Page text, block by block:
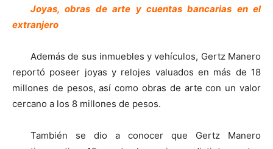
Joyas, obras de arte y cuentas bancarias en el
extranjero
Además de sus inmuebles y vehículos, Gertz Manero
reportó poseer joyas y relojes valuados en más de 18
millones de pesos, así como obras de arte con un valor
cercano a los 8 millones de pesos.
También se dio a conocer que Gertz Manero